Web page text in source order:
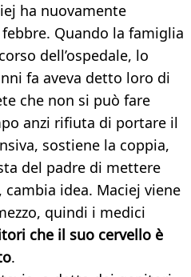
ha nuovamente
Quando la famiglia
dell’ospedale, lo
fa aveva detto loro di
che non si può fare
anzi rifiuta di portare il
sostiene la coppia,
del padre di mettere
idea. Maciej viene
quindi i medici
che il suo cervello è
.